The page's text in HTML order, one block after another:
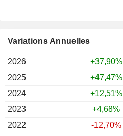
Variations Annuelles
2026
+37,90%
2025
+47,47%
2024
+12,51%
2023
+4,68%
2022
-12,70%